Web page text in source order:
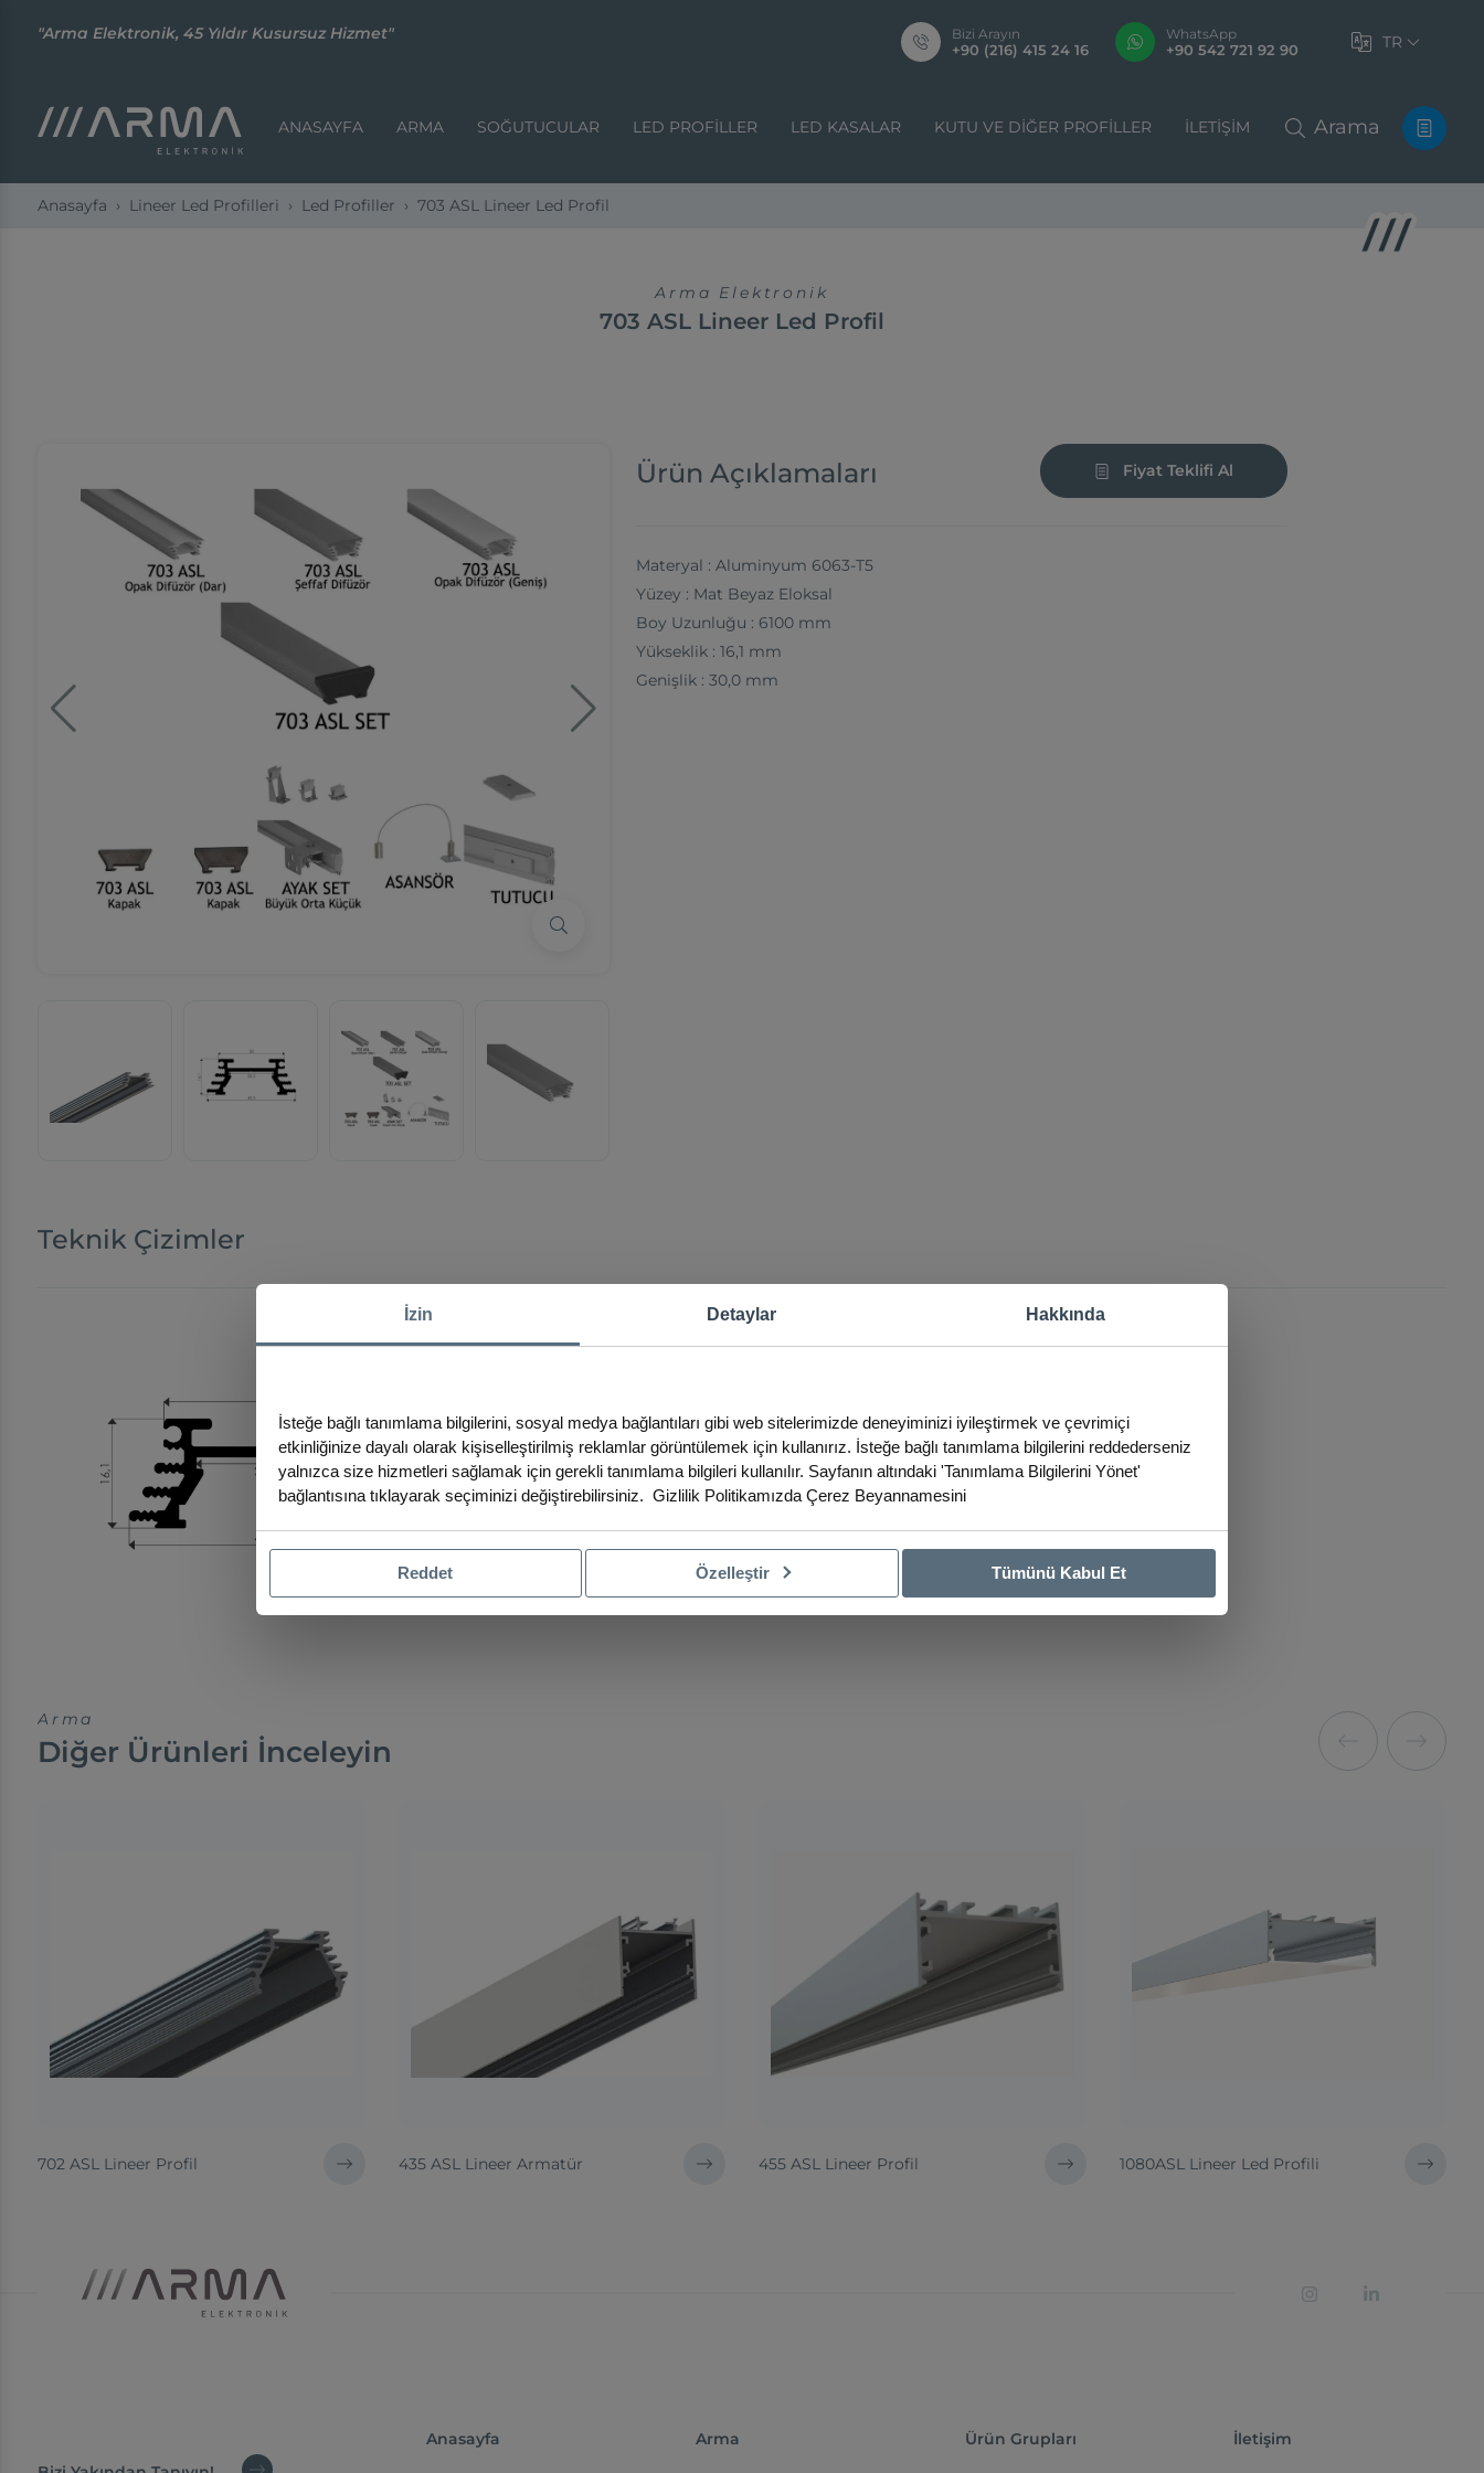
"Arma Elektronik, 45 Yıldır Kusursuz Hizmet" Bizi Arayın
+90 (216) 415 24 16
WhatsApp
+90 542 721 92 90 TR
ANASAYFA ARMA SOĞUTUCULAR LED PROFILLER LED KASALAR KUTU VE DIĞER PROFILLER İLETIŞIM Arama
Anasayfa Lineer Led Profilleri Led Profiller 703 ASL Lineer Led Profil
Arma Elektronik
703 ASL Lineer Led Profil
Ürün Açıklamaları Fiyat Teklifi Al
Materyal : Aluminyum 6063-T5
Yüzey : Mat Beyaz Eloksal
Boy Uzunluğu : 6100 mm
Yükseklik : 16,1 mm
Genişlik : 30,0 mm
Teknik Çizimler
Arma
Diğer Ürünleri İnceleyin
702 ASL Lineer Profil 435 ASL Lineer Armatür 455 ASL Lineer Profil 1080ASL Lineer Led Profili
Anasayfa Arma Ürün Grupları İletişim
İzin Detaylar Hakkında
İsteğe bağlı tanımlama bilgilerini, sosyal medya bağlantıları gibi web sitelerimizde deneyiminizi iyileştirmek ve çevrimiçi
etkinliğinize dayalı olarak kişiselleştirilmiş reklamlar görüntülemek için kullanırız. İsteğe bağlı tanımlama bilgilerini reddederseniz
yalnızca size hizmetleri sağlamak için gerekli tanımlama bilgileri kullanılır. Sayfanın altındaki 'Tanımlama Bilgilerini Yönet'
bağlantısına tıklayarak seçiminizi değiştirebilirsiniz. Gizlilik Politikamızda Çerez Beyannamesini
Reddet Özelleştir Tümünü Kabul Et